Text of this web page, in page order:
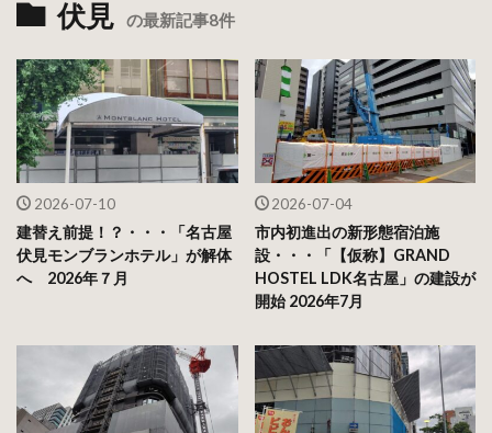
伏見 の最新記事8件
2026-07-10
建替え前提！？・・・「名古屋
伏見モンブランホテル」が解体
へ 2026年７月
2026-07-04
市内初進出の新形態宿泊施
設・・・「【仮称】GRAND
HOSTEL LDK名古屋」の建設が
開始 2026年7月